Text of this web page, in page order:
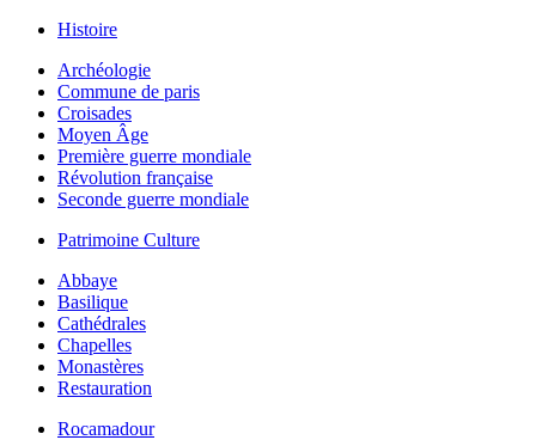
Histoire
Archéologie
Commune de paris
Croisades
Moyen Âge
Première guerre mondiale
Révolution française
Seconde guerre mondiale
Patrimoine Culture
Abbaye
Basilique
Cathédrales
Chapelles
Monastères
Restauration
Rocamadour